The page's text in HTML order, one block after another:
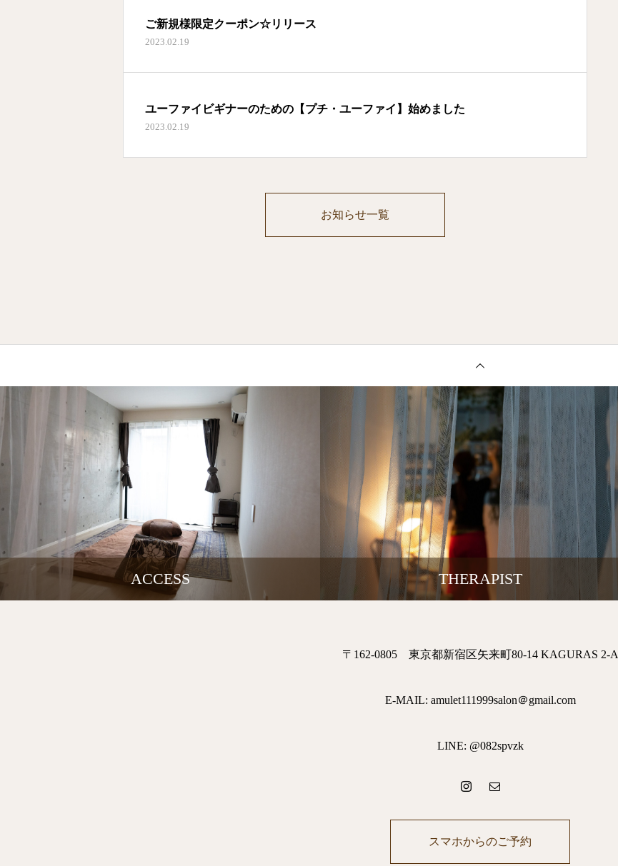
ご新規様限定クーポン☆リリース
2023.02.19
ユーファイビギナーのための【プチ・ユーファイ】始めました
2023.02.19
お知らせ一覧
ACCESS THERAPIST
〒162-0805 東京都新宿区矢来町80-14 KAGURAS 2-A
E-MAIL: amulet111999salon＠gmail.com
LINE: @082spvzk
スマホからのご予約